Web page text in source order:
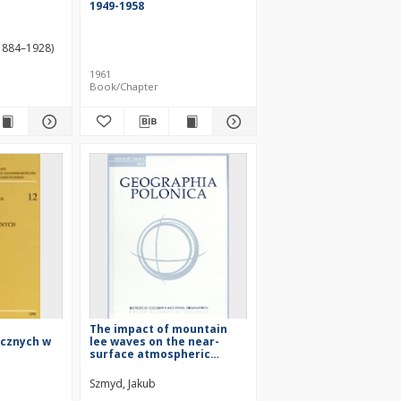
1949-1958
1961
Book/Chapter
w
The impact of mountain
lee waves on the near-
surface atmospheric
circulation in the foreland
of the Polish Tatra
Szmyd, Jakub